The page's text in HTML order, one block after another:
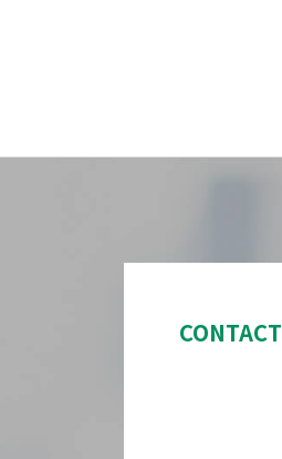
CONTACT